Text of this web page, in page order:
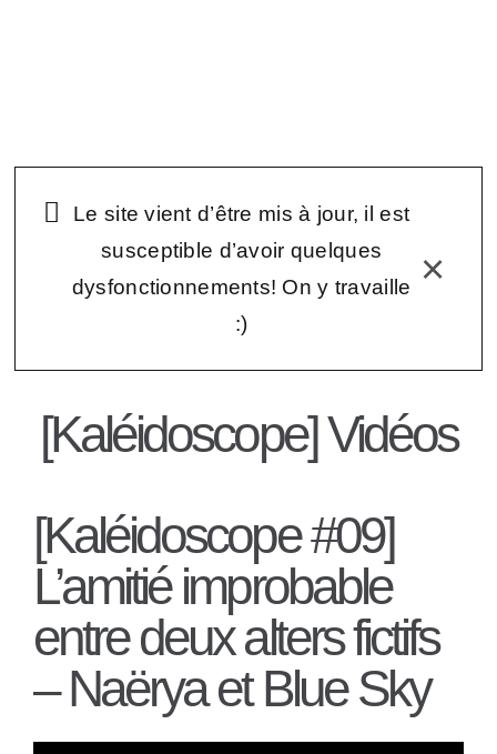
Éditions de Kaléidoscope
Inscriptions à Kaléidoscope
Témoignages écrits
Le site vient d’être mis à jour, il est
susceptible d’avoir quelques
dysfonctionnements! On y travaille
:)
×
[Kaléidoscope] Vidéos
[Kaléidoscope #09]
L’amitié improbable
entre deux alters fictifs
– Naërya et Blue Sky